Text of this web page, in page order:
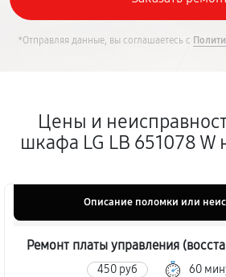
*Отправляя данные, вы соглашаетесь с
Цены и
шкафа LG LB 651078 W
Описание поломки или
Ремонт платы управления
450 руб 60